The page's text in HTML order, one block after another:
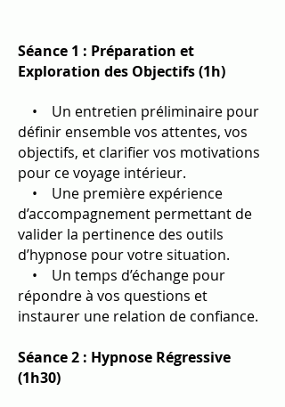
Séance 1 : Préparation et
Exploration des Objectifs (1h)
• Un entretien préliminaire pour
définir ensemble vos attentes, vos
objectifs, et clarifier vos motivations
pour ce voyage intérieur.
• Une première expérience
d’accompagnement permettant de
valider la pertinence des outils
d’hypnose pour votre situation.
• Un temps d’échange pour
répondre à vos questions et
instaurer une relation de confiance.
Séance 2 : Hypnose Régressive
(1h30)